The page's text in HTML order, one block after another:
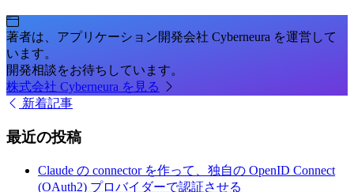
著者は、アプリケーション開発会社 Cyberneura を運営して
います。
開発相談をお待ちしています。
株式会社 Cyberneura を見る
新着記事
最近の投稿
Claude の connector を作って、独自の OpenID Connect
(OAuth2) プロバイダーで認証させる